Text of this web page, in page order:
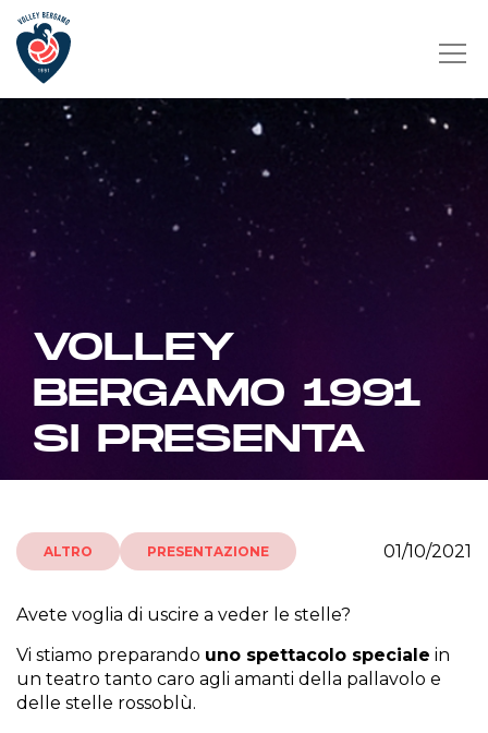
VOLLEY
BERGAMO 1991
SI PRESENTA
ALTRO PRESENTAZIONE 01/10/2021
Avete voglia di uscire a veder le stelle?
Vi stiamo preparando uno spettacolo speciale in
un teatro tanto caro agli amanti della pallavolo e
delle stelle rossoblù.